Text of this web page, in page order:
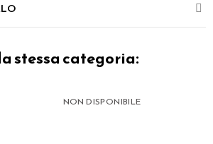
stessa categoria:
NON DISPONIBILE